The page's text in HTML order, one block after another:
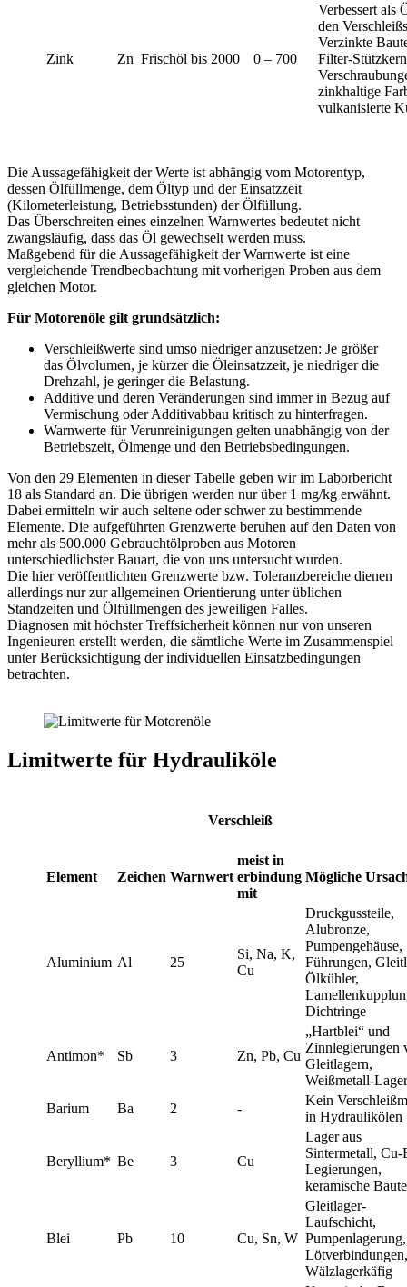
Zink Zn Frischöl bis 2000 0 – 700
Verbessert als
den
Verzinkte
Filter-
zinkhaltige
vulkanisierte
Die Aussagefähigkeit der Werte ist abhängig vom Motorentyp,
dessen Ölfüllmenge, dem Öltyp und der Einsatzzeit
(Kilometerleistung, Betriebsstunden) der Ölfüllung.
Das Überschreiten eines einzelnen Warnwertes bedeutet nicht
zwangsläufig, dass das Öl gewechselt werden muss.
Maßgebend für die Aussagefähigkeit der Warnwerte ist eine
vergleichende Trendbeobachtung mit vorherigen Proben aus dem
gleichen Motor.
Für Motorenöle gilt grundsätzlich:
Verschleißwerte sind umso niedriger anzusetzen: Je größer
das Ölvolumen, je kürzer die Öleinsatzzeit, je niedriger die
Drehzahl, je geringer die Belastung.
Additive und deren Veränderungen sind immer in Bezug auf
Vermischung oder Additivabbau kritisch zu hinterfragen.
Warnwerte für Verunreinigungen gelten unabhängig von der
Betriebszeit, Ölmenge und den Betriebsbedingungen.
Von den 29 Elementen in dieser Tabelle geben wir im Laborbericht
18 als Standard an. Die übrigen werden nur über 1 mg/kg erwähnt.
Dabei ermitteln wir auch seltene oder schwer zu bestimmende
Elemente. Die aufgeführten Grenzwerte beruhen auf den Daten von
mehr als 500.000 Gebrauchtölproben aus Motoren
unterschiedlichster Bauart, die von uns untersucht wurden.
Die hier veröffentlichten Grenzwerte bzw. Toleranzbereiche dienen
allerdings nur zur allgemeinen Orientierung unter üblichen
Standzeiten und Ölfüllmengen des jeweiligen Falles.
Diagnosen mit höchster Treffsicherheit können nur von unseren
Ingenieuren erstellt werden, die sämtliche Werte im Zusammenspiel
unter Berücksichtigung der individuellen Einsatzbedingungen
betrachten.
Limitwerte für Hydrauliköle
Verschleiß
Element Zeichen Warnwert
meist in
erbindung
mit
Mögliche
Aluminium Al 25
Si, Na, K,
Cu
Druckgussteile,
Alubronze,
Pumpengehäuse,
Führungen,
Ölkühler,
Dichtringe
Antimon* Sb 3 Zn, Pb, Cu
„Hartblei“ und
Zinnlegierungen
Gleitlagern,
Weißmetall-Lager
Barium
Ba 2 -
Kein
in Hydraulikölen
Beryllium* Be 3 Cu
Lager aus
Sintermetall, Cu-
Legierungen,
keramische
Blei Pb 10 Cu, Sn, W
Gleitlager-
Laufschicht,
Pumpenlagerung,
Lötverbindungen,
Wälzlagerkäfig